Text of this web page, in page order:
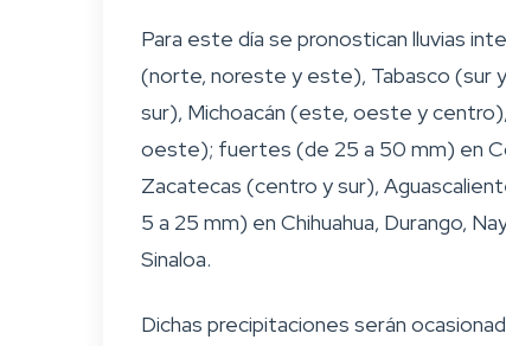
Para este día se pronostican lluvias
(norte, noreste y este), Tabasco (sur
sur), Michoacán (este, oeste y
oeste); fuertes (de 25 a 50 mm) en
Zacatecas (centro y sur),
5 a 25 mm) en Chihuahua, Durango,
Sinaloa.
Dichas precipitaciones serán